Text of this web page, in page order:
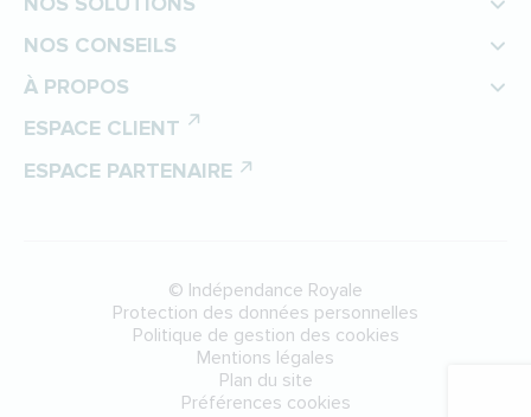
NOS CONSEILS
À PROPOS
ESPACE CLIENT
ESPACE PARTENAIRE
© Indépendance Royale
Protection des données personnelles
Politique de gestion des cookies
Mentions légales
Plan du site
Préférences cookies